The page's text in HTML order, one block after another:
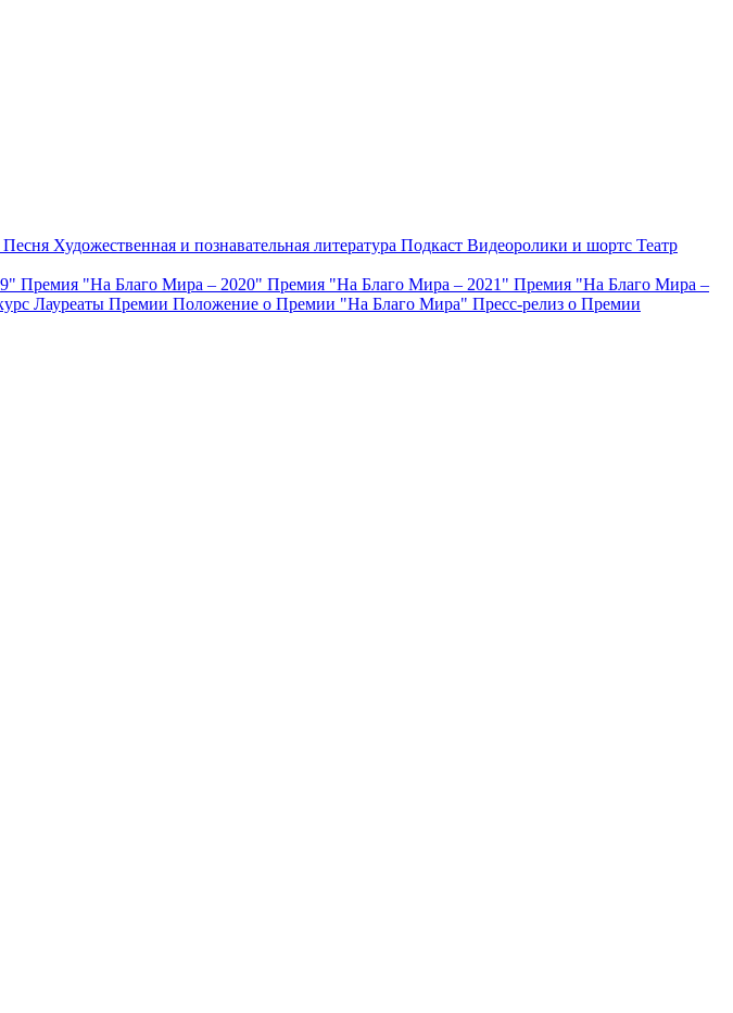
Песня Художественная и познавательная литература Подкаст Видеоролики и шортс Театр
Премия "На Благо Мира – 2020" Премия "На Благо Мира – 2021" Премия "На Благо Мира –
Лауреаты Премии Положение о Премии "На Благо Мира" Пресс-релиз о Премии